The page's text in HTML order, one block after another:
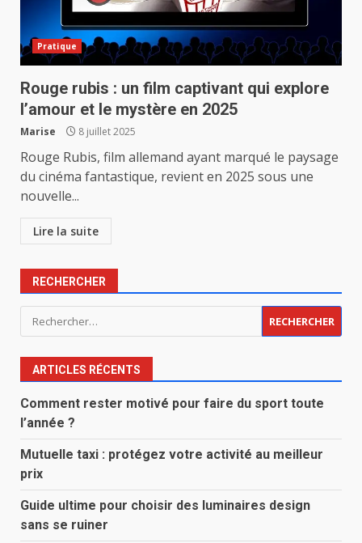
Pratique
Rouge rubis : un film captivant qui explore
l’amour et le mystère en 2025
Marise 8 juillet 2025
Rouge Rubis, film allemand ayant marqué le paysage
du cinéma fantastique, revient en 2025 sous une
nouvelle...
Lire la suite
RECHERCHER
Rechercher :
ARTICLES RÉCENTS
Comment rester motivé pour faire du sport toute
l’année ?
Mutuelle taxi : protégez votre activité au meilleur
prix
Guide ultime pour choisir des luminaires design
sans se ruiner